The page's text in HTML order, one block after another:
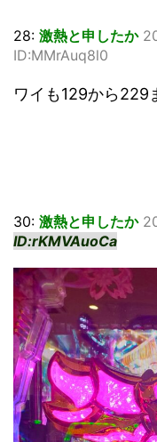
28: 激熱と申したか
ID:MMrAuq8l0
ワイも129から229
30: 激熱と申したか
ID:rKMVAuoCa